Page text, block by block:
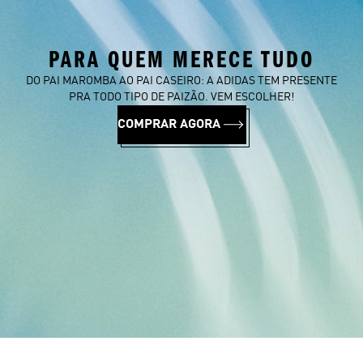
PARA QUEM MERECE TUDO
DO PAI MAROMBA AO PAI CASEIRO: A ADIDAS TEM PRESENTE
PRA TODO TIPO DE PAIZÃO. VEM ESCOLHER!
COMPRAR AGORA